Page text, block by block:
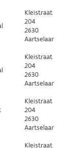
Kleistraat
204
2630
Aartselaar
Kleistraat
204
2630
Aartselaar
Kleistraat
204
2630
Aartselaar
Kleistraat